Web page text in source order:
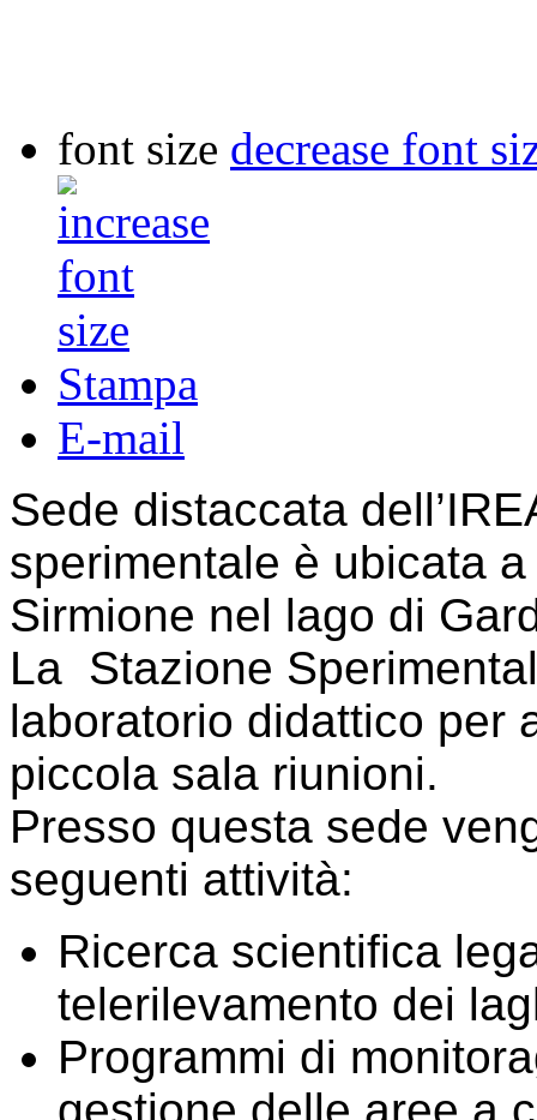
font size decrease font
Stampa
E-mail
Sede distaccata
sperimentale è ubicata
Sirmione nel lago di
La Stazione
laboratorio didattico per
piccola sala riunioni.
Presso questa sede
seguenti attività:
Ricerca scientifica
telerilevamento dei
Programmi di
gestione delle aree a